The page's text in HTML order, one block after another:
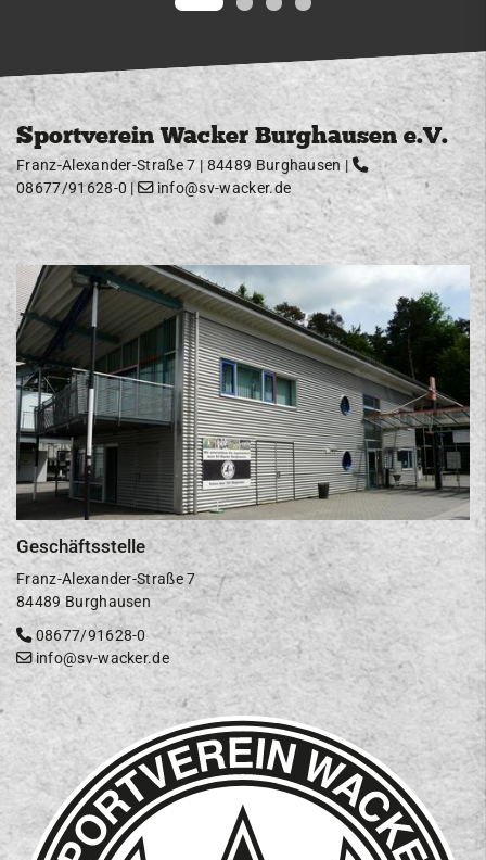
Sportverein Wacker Burghausen e.V.
Franz-Alexander-Straße 7 | 84489 Burghausen |
08677/91628-0 | info@sv-wacker.de
Geschäftsstelle
Franz-Alexander-Straße 7
84489 Burghausen
08677/91628-0
info@sv-wacker.de